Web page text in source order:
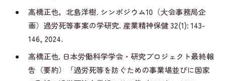
高橋正也，北島洋樹. シンポジウム10（大会事務局企
画）過労死等事案の学研究. 産業精神保健 32(1): 143-
146, 2024.
高橋正也. 日本労働科学学会・研究プロジェクト最終報
告（要約）「過労死等を防ぐための事業場並びに国家